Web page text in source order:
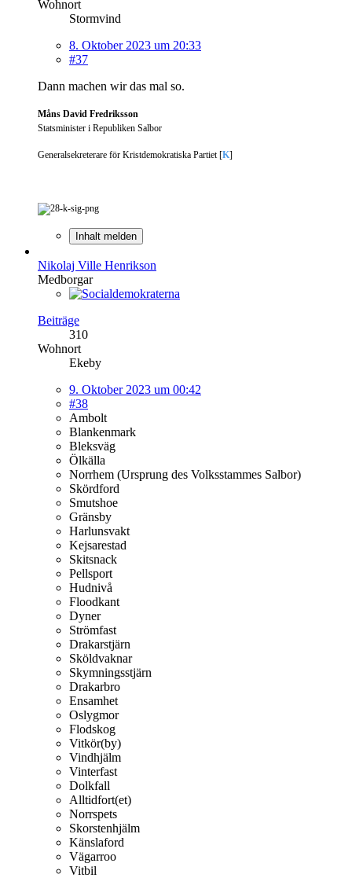
Wohnort
Stormvind
8. Oktober 2023 um 20:33
#37
Dann machen wir das mal so.
Måns David Fredriksson
Statsminister i Republiken Salbor
Generalsekreterare för Kristdemokratiska Partiet [K]
Inhalt melden
Nikolaj Ville Henrikson
Medborgar
Beiträge
310
Wohnort
Ekeby
9. Oktober 2023 um 00:42
#38
Ambolt
Blankenmark
Bleksväg
Ölkälla
Norrhem (Ursprung des Volksstammes Salbor)
Skördford
Smutshoe
Gränsby
Harlunsvakt
Kejsarestad
Skitsnack
Pellsport
Hudnivå
Floodkant
Dyner
Strömfast
Drakarstjärn
Sköldvaknar
Skymningsstjärn
Drakarbro
Ensamhet
Oslygmor
Flodskog
Vitkör(by)
Vindhjälm
Vinterfast
Dolkfall
Alltidfort(et)
Norrspets
Skorstenhjälm
Känslaford
Vägarroo
Vitbil